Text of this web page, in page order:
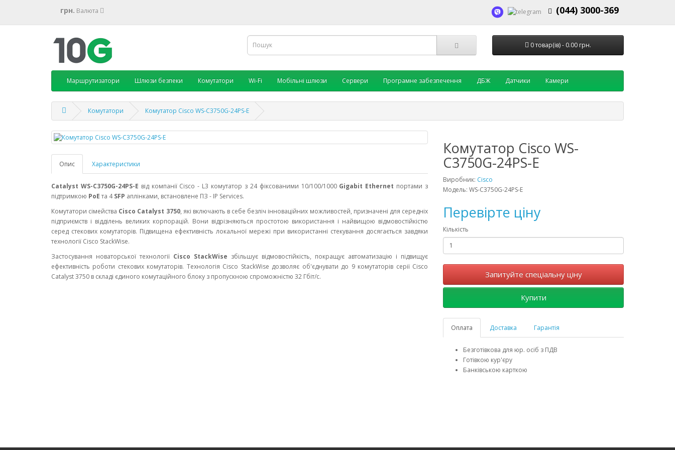
грн. Валюта (044) 3000-369
0 товар(ів) - 0.00 грн.
Маршрутизатори Шлюзи безпеки Комутатори Wi-Fi Мобільні шлюзи Сервери Програмне забезпечення ДБЖ Датчики Камери
Комутатори Комутатор Cisco WS-C3750G-24PS-E
Опис Характеристики
Catalyst WS-C3750G-24PS-E від компанії Cisco - L3 комутатор з 24 фіксованими 10/100/1000 Gigabit Ethernet портами з
підтримкою PoEта 4SFP аплінками, встановлене ПЗ - IP Services.
Комутатори сімейства Cisco Catalyst 3750, які включають в себе безліч інноваційних можливостей, призначені для середніх
підприємств і відділень великих корпорацій. Вони відрізняються простотою використання і найвищою відмовостійкістю
серед стекових комутаторів. Підвищена ефективність локальної мережі при використанні стекування досягається завдяки
технології Cisco StackWise.
Застосування новаторської технології Cisco StackWise збільшує відмовостійкість, покращує автоматизацію і підвищує
ефективність роботи стекових комутаторів. Технологія Cisco StackWise дозволяє об'єднувати до 9 комутаторів серії Cisco
Catalyst 3750 в складі єдиного комутаційного блоку з пропускною спроможністю 32 Гбіт/с.
Комутатор Cisco WS-
C3750G-24PS-E
Виробник: Cisco
Модель: WS-C3750G-24PS-E
Перевірте ціну
Кількість
Запитуйте спеціальну ціну
Купити
Оплата Доставка Гарантія
Безготівкова для юр. осіб з ПДВ
Готівкою кур'єру
Банківською карткою